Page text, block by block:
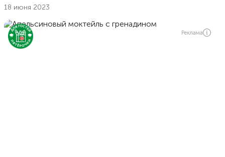
18 июня 2023
Реклама